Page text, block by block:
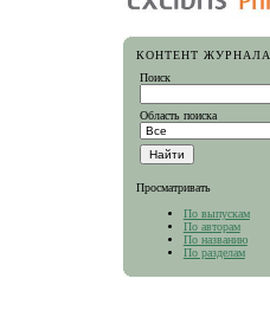
КОНТЕНТ ЖУРНАЛА
Поиск
Область поиска
Просматривать
По выпускам
По авторам
По названию
По разделам